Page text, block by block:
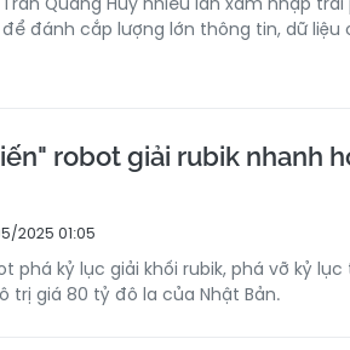
đánh cắp lượng lớn thông tin, dữ liệu
robot giải rubik nhanh
2025 01:05
phá kỷ lục giải khối rubik, phá vỡ kỷ
trị giá 80 tỷ đô la của Nhật Bản.